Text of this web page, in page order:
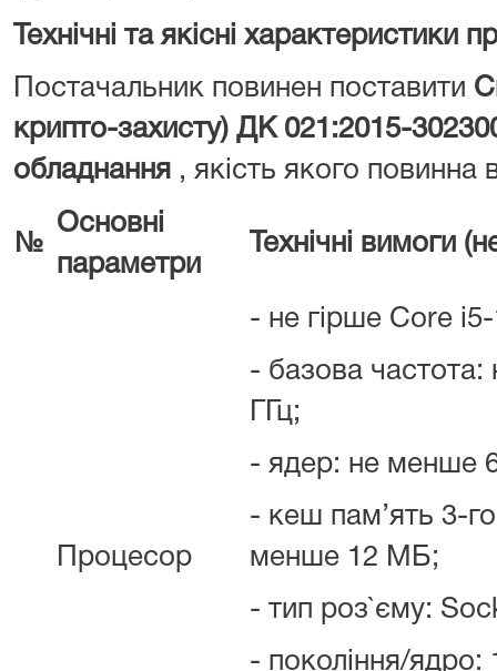
Технічні та якісні характеристики
Постачальник повинен поставити
крипто-захисту) ДК 021:2015-
обладнання , якість якого повинна
№
Основні
параметри
Технічні вимоги
Процесор
- не гірше Core
- базова
ГГц;
- ядер: не менше
- кеш пам’ять 3-
менше 12 МБ;
- тип роз`єму:
- покоління/ядро: